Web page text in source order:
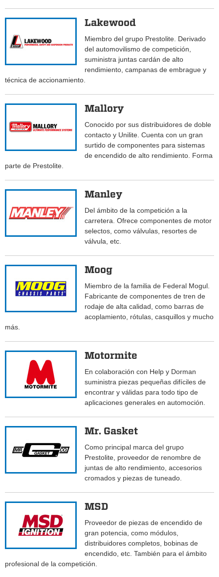
Lakewood
Miembro del grupo Prestolite. Derivado
del automovilismo de competición,
suministra juntas cardán de alto
rendimiento, campanas de embrague y
técnica de accionamiento.
Mallory
Conocido por sus distribuidores de doble
contacto y Unilite. Cuenta con un gran
surtido de componentes para sistemas
de encendido de alto rendimiento. Forma
parte de Prestolite.
Manley
Del ámbito de la competición a la
carretera. Ofrece componentes de motor
selectos, como válvulas, resortes de
válvula, etc.
Moog
Miembro de la familia de Federal Mogul.
Fabricante de componentes de tren de
rodaje de alta calidad, como barras de
acoplamiento, rótulas, casquillos y mucho
más.
Motormite
En colaboración con Help y Dorman
suministra piezas pequeñas difíciles de
encontrar y válidas para todo tipo de
aplicaciones generales en automoción.
Mr. Gasket
Como principal marca del grupo
Prestolite, proveedor de renombre de
juntas de alto rendimiento, accesorios
cromados y piezas de tuneado.
MSD
Proveedor de piezas de encendido de
gran potencia, como módulos,
distribuidores completos, bobinas de
encendido, etc. También para el ámbito
profesional de la competición.